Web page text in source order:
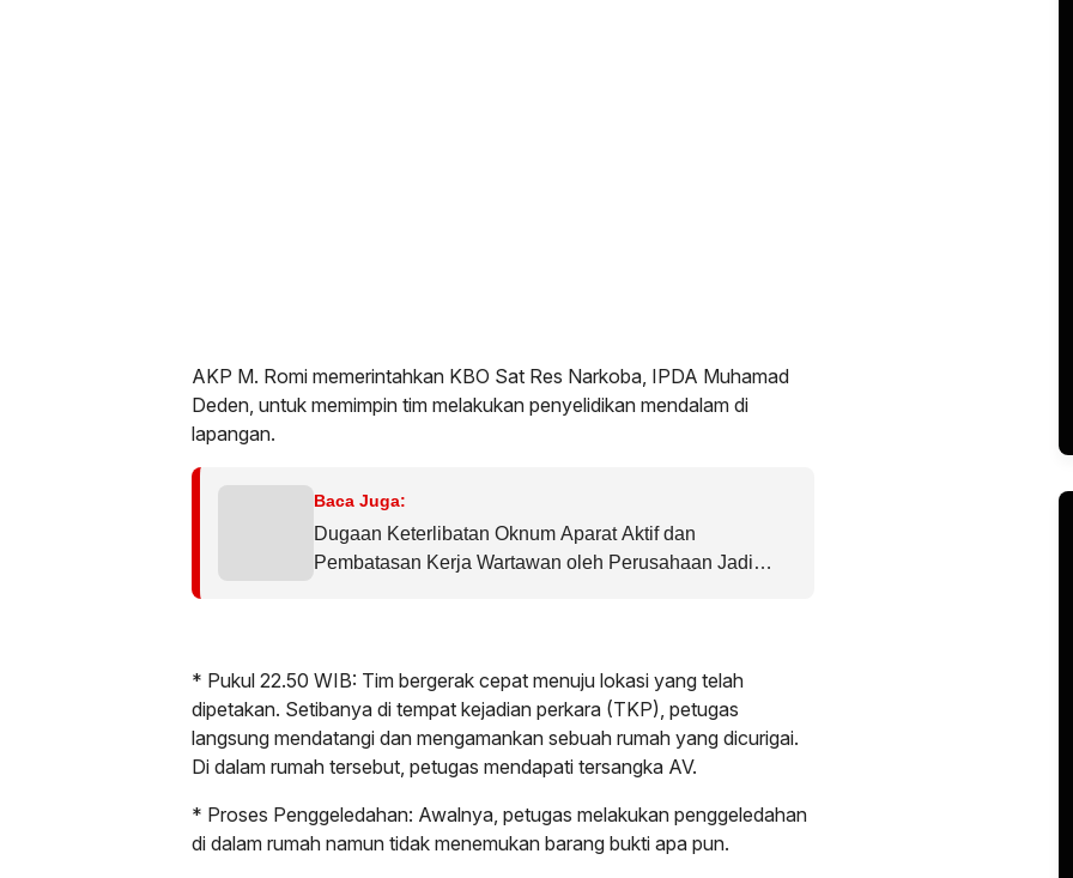
AKP M. Romi memerintahkan KBO Sat Res Narkoba, IPDA Muhamad
Deden, untuk memimpin tim melakukan penyelidikan mendalam di
lapangan.
Baca Juga:
Dugaan Keterlibatan Oknum Aparat Aktif dan
Pembatasan Kerja Wartawan oleh Perusahaan Jadi
* Pukul 22.50 WIB: Tim bergerak cepat menuju lokasi yang telah
dipetakan. Setibanya di tempat kejadian perkara (TKP), petugas
langsung mendatangi dan mengamankan sebuah rumah yang dicurigai.
Di dalam rumah tersebut, petugas mendapati tersangka AV.
* Proses Penggeledahan: Awalnya, petugas melakukan penggeledahan
di dalam rumah namun tidak menemukan barang bukti apa pun.